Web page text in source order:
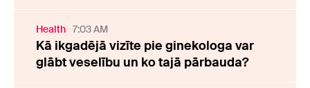
Health 7:03 AM
Kā ikgadējā vizīte pie ginekologa var
glābt veselību un ko tajā pārbauda?